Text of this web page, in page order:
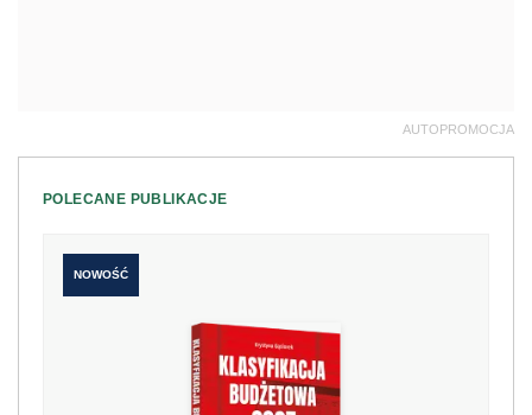
AUTOPROMOCJA
POLECANE PUBLIKACJE
NOWOŚĆ